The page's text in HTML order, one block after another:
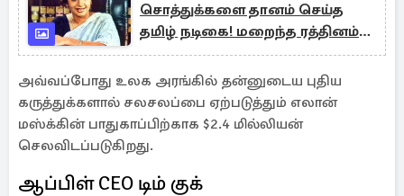
சொத்துக்களை தானம் செய்த
தமிழ் நடிகை! மறைந்த ரத்தினம்
ஸ்ரீவித்யா வாழ்க்கை பயணம்
அவ்வப்போது உலக அரங்கில் தன்னுடைய புதிய
கருத்துக்களால் சலசலப்பை ஏற்படுத்தும் எலான்
மஸ்க்கின் பாதுகாப்பிற்காக $2.4 மில்லியன்
செலவிடப்படுகிறது.
ஆப்பிள் CEO டிம் குக்